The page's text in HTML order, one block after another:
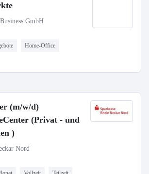
GmbH
Home-Office
(m/w/d)
(Privat - und
)
Nord